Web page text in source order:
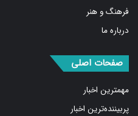
فرهنگ و هنر
درباره ما
صفحات اصلی
مهمترین اخبار
پربیننده‌ترین اخبار